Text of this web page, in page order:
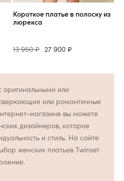
Короткое платье в полоску из
люрекса
13 950 ₽ 27 900 ₽
оригинальными или
или романтичные
магазине вы можете
дизайнеров, которое
и стиль. На сайте
женских платьев Twinset